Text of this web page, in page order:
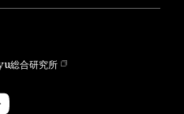
総合研究所